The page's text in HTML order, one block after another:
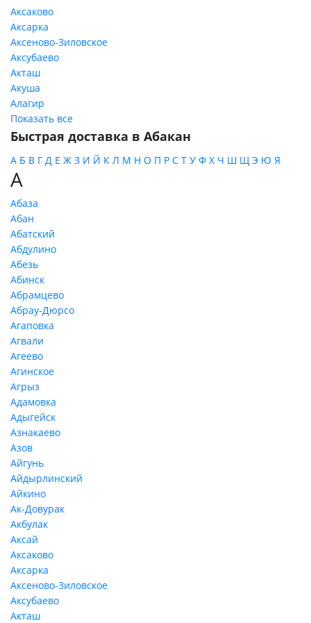
Аксаково
Аксарка
Аксеново-Зиловское
Аксубаево
Акташ
Акуша
Алагир
Показать все
Быстрая доставка в Абакан
А Б В Г Д Е Ж З И Й К Л М Н О П Р С Т У Ф Х Ч Ш Щ Э Ю Я
А
Абаза
Абан
Абатский
Абдулино
Абезь
Абинск
Абрамцево
Абрау-Дюрсо
Агаповка
Агвали
Агеево
Агинское
Агрыз
Адамовка
Адыгейск
Азнакаево
Азов
Айгунь
Айдырлинский
Айкино
Ак-Довурак
Акбулак
Аксай
Аксаково
Аксарка
Аксеново-Зиловское
Аксубаево
Акташ